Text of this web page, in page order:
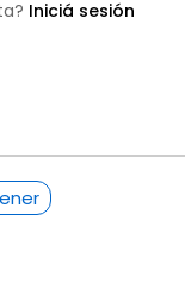
Iniciá sesión